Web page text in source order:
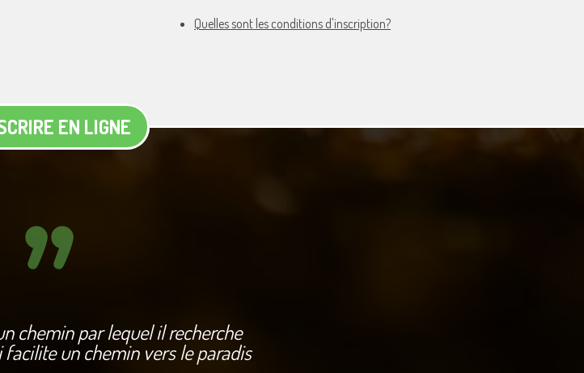
Quelles sont les conditions d'inscription?
EN LIGNE
chemin par lequel il recherche
facilite un chemin vers le paradis